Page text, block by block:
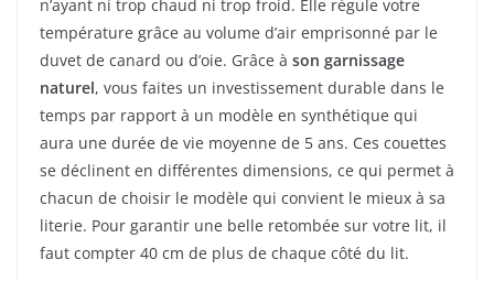
n’ayant ni trop chaud ni trop froid. Elle régule votre
température grâce au volume d’air emprisonné par le
duvet de canard ou d’oie. Grâce à son garnissage
naturel, vous faites un investissement durable dans le
temps par rapport à un modèle en synthétique qui
aura une durée de vie moyenne de 5 ans. Ces couettes
se déclinent en différentes dimensions, ce qui permet à
chacun de choisir le modèle qui convient le mieux à sa
literie. Pour garantir une belle retombée sur votre lit, il
faut compter 40 cm de plus de chaque côté du lit.